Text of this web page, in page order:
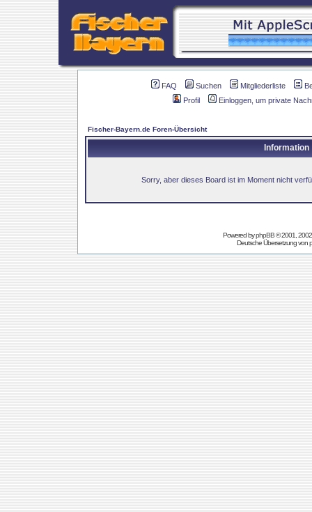
FAQ Suchen Mitgliederliste
Profil
Einloggen, um private
Fischer-Bayern.de Foren-Übersicht
Information
Sorry, aber dieses Board ist im Moment nicht
Powered byphpBB© 2001,
Deutsche Übersetzung von